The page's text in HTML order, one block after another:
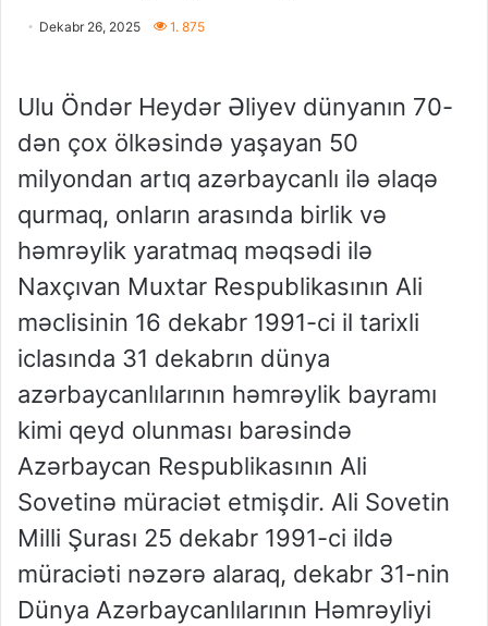
Dekabr 26, 2025 1. 875
Ulu Öndər Heydər Əliyev dünyanın 70-
dən çox ölkəsində yaşayan 50
milyondan artıq azərbaycanlı ilə əlaqə
qurmaq, onların arasında birlik və
həmrəylik yaratmaq məqsədi ilə
Naxçıvan Muxtar Respublikasının Ali
məclisinin 16 dekabr 1991-ci il tarixli
iclasında 31 dekabrın dünya
azərbaycanlılarının həmrəylik bayramı
kimi qeyd olunması barəsində
Azərbaycan Respublikasının Ali
Sovetinə müraciət etmişdir. Ali Sovetin
Milli Şurası 25 dekabr 1991-ci ildə
müraciəti nəzərə alaraq, dekabr 31-nin
Dünya Azərbaycanlılarının Həmrəyliyi